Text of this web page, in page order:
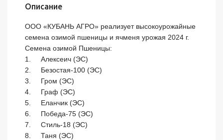
Описание
ООО «КУБАНЬ АГРО» реализует высокоурожайные
семена озимой пшеницы и ячменя урожая 2024 г.
Семена озимой Пшеницы:
1.	Алексеич (ЭС)
2.	Безостая-100 (ЭС)
3.	Гром (ЭС)
4.	Граф (ЭС)
5.	Еланчик (ЭС)
6.	Победа-75 (ЭС)
7.	Стиль-18 (ЭС)
8.	Таня (ЭС)